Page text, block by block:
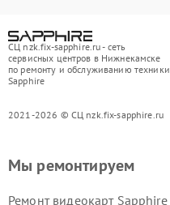
СЦ nzk.fix-sapphire.ru - сеть
сервисных центров в Нижнекамске
по ремонту и обслуживанию техники
Sapphire
2021-2026 © СЦ nzk.fix-sapphire.ru
Мы ремонтируем
Ремонт видеокарт Sapphire